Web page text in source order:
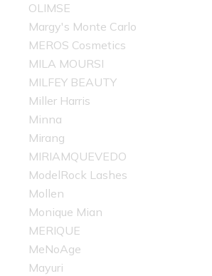
OLIMSE
Margy's Monte Carlo
MEROS Cosmetics
MILA MOURSI
MILFEY BEAUTY
Miller Harris
Minna
Mirang
MIRIAMQUEVEDO
ModelRock Lashes
Mollen
Monique Mian
MERIQUE
MeNoAge
Mayuri